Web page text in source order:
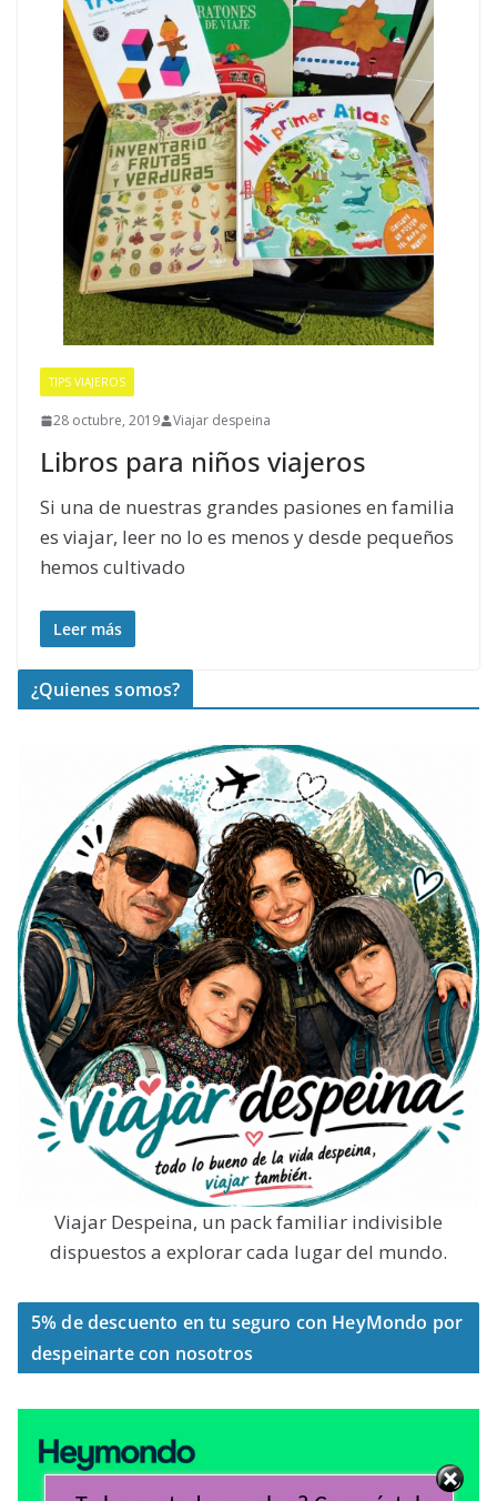
TIPS VIAJEROS
28 octubre, 2019 Viajar despeina
Libros para niños viajeros
Si una de nuestras grandes pasiones en familia
es viajar, leer no lo es menos y desde pequeños
hemos cultivado
Leer más
¿Quienes somos?
Viajar Despeina, un pack familiar indivisible
dispuestos a explorar cada lugar del mundo.
5% de descuento en tu seguro con HeyMondo por
despeinarte con nosotros